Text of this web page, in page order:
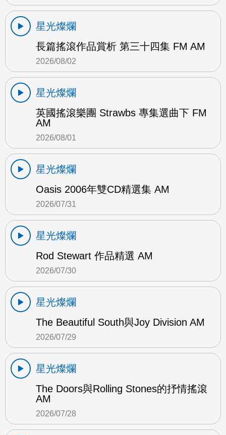
星光燦爛
長篇搖滾作品賞析 第三十四集 FM AM
2026/08/02
星光燦爛
英國搖滾樂團 Strawbs 專集選曲下 FM
AM
2026/08/01
星光燦爛
Oasis 2006年雙CD精選集 AM
2026/07/31
星光燦爛
Rod Stewart 作品精選 AM
2026/07/30
星光燦爛
The Beautiful South與Joy Division AM
2026/07/29
星光燦爛
The Doors與Rolling Stones的抒情搖滾
AM
2026/07/28